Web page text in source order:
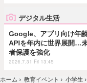
デジタル生活
Google、アプリ向け年
APIを年内に世界展開…
者保護を強化
2026.7.31 Fri 13:45
ホーム › 教育イベント › 小学生 ›